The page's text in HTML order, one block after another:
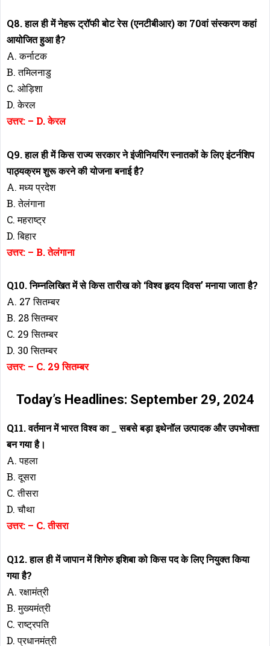
Q8. हाल ही में नेहरू ट्रॉफी बोट रेस (एनटीबीआर) का 70वां संस्करण कहां
आयोजित हुआ है?
A. कर्नाटक
B. तमिलनाडु
C. ओड़िशा
D. केरल
उत्तर: – D. केरल
Q9. हाल ही में किस राज्य सरकार ने इंजीनियरिंग स्नातकों के लिए इंटर्नशिप
पाठ्यक्रम शुरू करने की योजना बनाई है?
A. मध्य प्रदेश
B. तेलंगाना
C. महराष्ट्र
D. बिहार
उत्तर: – B. तेलंगाना
Q10. निम्नलिखित में से किस तारीख को ‘विश्व हृदय दिवस’ मनाया जाता है?
A. 27 सितम्बर
B. 28 सितम्बर
C. 29 सितम्बर
D. 30 सितम्बर
उत्तर: – C. 29 सितम्बर
Today’s Headlines: September 29, 2024
Q11. वर्तमान में भारत विश्व का
सबसे बड़ा इथेनॉल उत्पादक और उपभोक्ता
बन गया है।
A. पहला
B. दूसरा
C. तीसरा
D. चौथा
उत्तर: – C. तीसरा
Q12. हाल ही में जापान में शिगेरु इशिबा को किस पद के लिए नियुक्त किया
गया है?
A. रक्षामंत्री
B. मुख्यमंत्री
C. राष्ट्रपति
D. प्रधानमंत्री